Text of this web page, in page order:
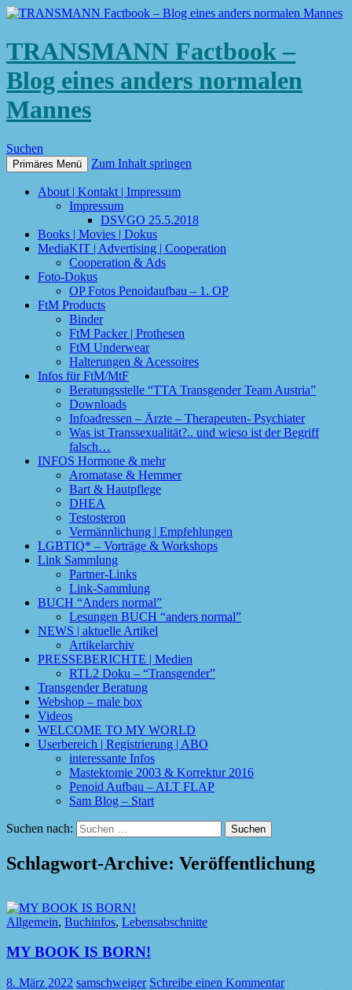
TRANSMANN Factbook –
Blog eines anders normalen
Mannes
Suchen
Primäres Menü Zum Inhalt springen
About | Kontakt | Impressum
Impressum
DSVGO 25.5.2018
Books | Movies | Dokus
MediaKIT | Advertising | Cooperation
Cooperation & Ads
Foto-Dokus
OP Fotos Penoidaufbau – 1. OP
FtM Products
Binder
FtM Packer | Prothesen
FtM Underwear
Halterungen & Acessoires
Infos für FtM/MtF
Beratungsstelle “TTA Transgender Team Austria”
Downloads
Infoadressen – Ärzte – Therapeuten- Psychiater
Was ist Transsexualität?.. und wieso ist der Begriff
falsch…
INFOS Hormone & mehr
Aromatase & Hemmer
Bart & Hautpflege
DHEA
Testosteron
Vermännlichung | Empfehlungen
LGBTIQ* – Vorträge & Workshops
Link Sammlung
Partner-Links
Link-Sammlung
BUCH “Anders normal”
Lesungen BUCH “anders normal”
NEWS | aktuelle Artikel
Artikelarchiv
PRESSEBERICHTE | Medien
RTL2 Doku – “Transgender”
Transgender Beratung
Webshop – male box
Videos
WELCOME TO MY WORLD
Userbereich | Registrierung | ABO
interessante Infos
Mastektomie 2003 & Korrektur 2016
Penoid Aufbau – ALT FLAP
Sam Blog – Start
Suchen nach:
Schlagwort-Archive: Veröffentlichung
Allgemein, Buchinfos, Lebensabschnitte
MY BOOK IS BORN!
8. März 2022 samschweiger Schreibe einen Kommentar